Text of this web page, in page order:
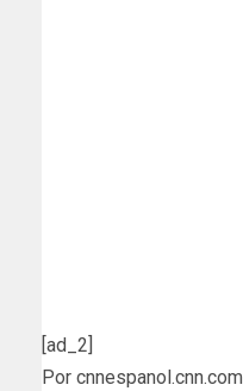
[ad_2]
Por cnnespanol.cnn.com